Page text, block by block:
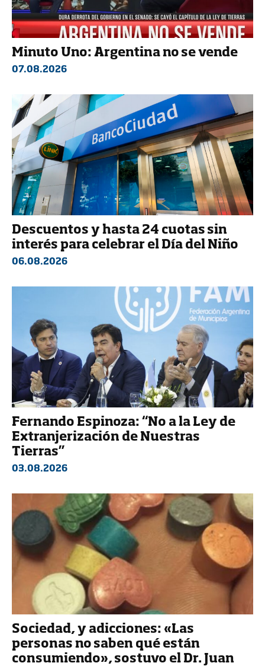
Minuto Uno: Argentina no se vende
07.08.2026
Descuentos y hasta 24 cuotas sin
interés para celebrar el Día del Niño
06.08.2026
Fernando Espinoza: “No a la Ley de
Extranjerización de Nuestras
Tierras”
03.08.2026
Sociedad, y adicciones: «Las
personas no saben qué están
consumiendo», sostuvo el Dr. Juan